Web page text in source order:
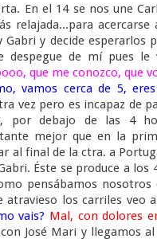
En el 14 se nos une
relajada...para acercarse
y decide esperarlos
despegue de mí pues le
que me conozco, que
vamos cerca de 5,
vez pero es incapaz de
por debajo de las 4
mejor que en la
al final de la ctra. a
Éste se produce a los
pensábamos nosotros
atravieso los carriles veo
vais? Mal, con dolores
José Mari y llegamos al